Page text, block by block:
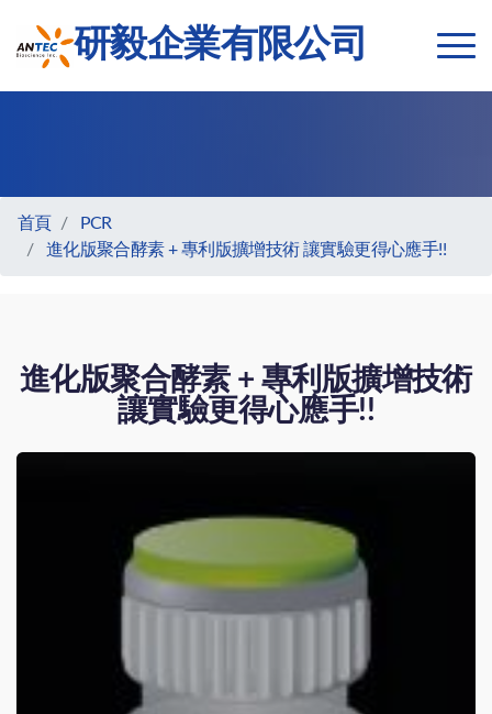
研毅企業有限公司
首頁
PCR
進化版聚合酵素 + 專利版擴增技術 讓實驗更得心應手!!
進化版聚合酵素 + 專利版擴增技術
讓實驗更得心應手!!